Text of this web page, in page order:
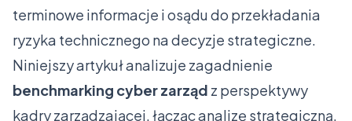
terminowe informacje i osądu do przekładania
ryzyka technicznego na decyzje strategiczne.
Niniejszy artykuł analizuje zagadnienie
benchmarking cyber zarząd z perspektywy
kadry zarządzającej, łącząc analizę strategiczną,